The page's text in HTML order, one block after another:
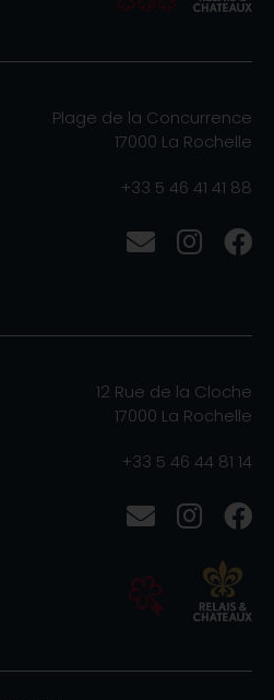
Plage de la Concurrence
17000 La Rochelle
+33 5 46 41 41 88
12 Rue de la Cloche
17000 La Rochelle
+33 5 46 44 81 14